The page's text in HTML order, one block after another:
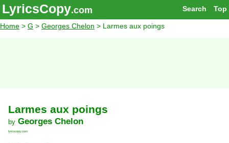
Top
Search
LyricsCopy.com
Home > G > Georges Chelon > Larmes aux poings
Larmes aux poings
by Georges Chelon
lyricscopy.com